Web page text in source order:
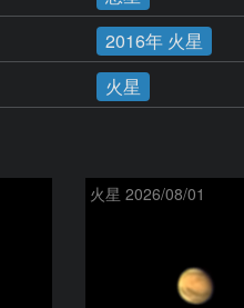
2016年 火星
火星
火星 2026/08/01